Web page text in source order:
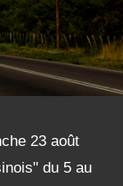
23 août
du 5 au